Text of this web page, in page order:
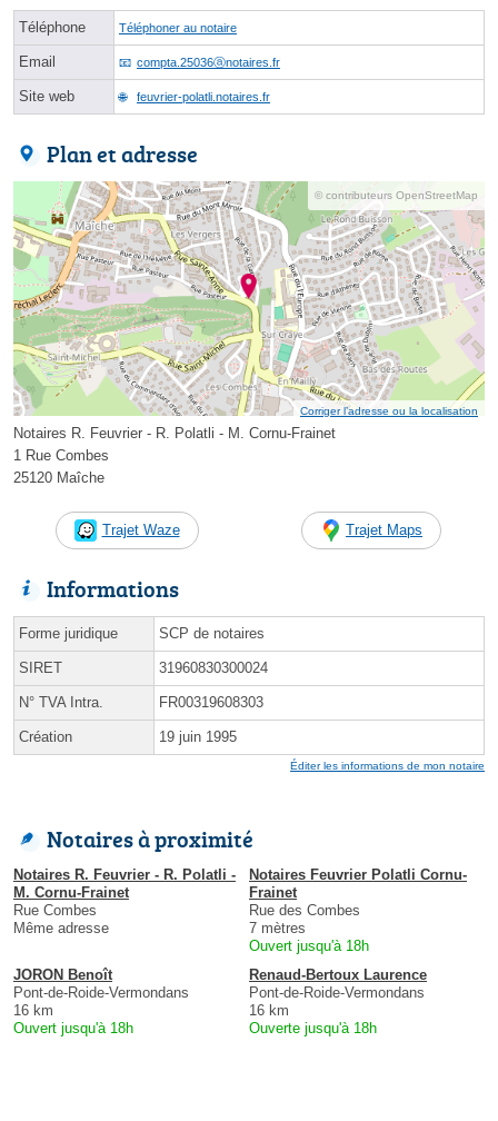
Téléphone Téléphoner au notaire
Email compta.25036ⓐnotaires.fr
Site web feuvrier-polatli.notaires.fr
Plan et adresse
© contributeurs OpenStreetMap
Corriger l’adresse ou la localisation
Notaires R. Feuvrier - R. Polatli - M. Cornu-Frainet
1 Rue Combes
25120 Maîche
Trajet Waze Trajet Maps
Informations
Forme juridique SCP de notaires
SIRET 31960830300024
N° TVA Intra. FR00319608303
Création 19 juin 1995
Éditer les informations de mon notaire
Notaires à proximité
Notaires R. Feuvrier - R. Polatli -
M. Cornu-Frainet
Rue Combes
Même adresse
Notaires Feuvrier Polatli Cornu-
Frainet
Rue des Combes
7 mètres
Ouvert jusqu'à 18h
JORON Benoît
Pont-de-Roide-Vermondans
16 km
Ouvert jusqu'à 18h
Renaud-Bertoux Laurence
Pont-de-Roide-Vermondans
16 km
Ouverte jusqu'à 18h